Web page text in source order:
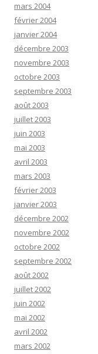
mars 2004
février 2004
janvier 2004
décembre 2003
novembre 2003
octobre 2003
septembre 2003
août 2003
juillet 2003
juin 2003
mai 2003
avril 2003
mars 2003
février 2003
janvier 2003
décembre 2002
novembre 2002
octobre 2002
septembre 2002
août 2002
juillet 2002
juin 2002
mai 2002
avril 2002
mars 2002